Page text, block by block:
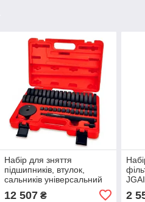
Набір для зняття
підшипників, втулок,
сальників універсальний
52 од. TOPTUL JGAI5201
12 507₴ 2